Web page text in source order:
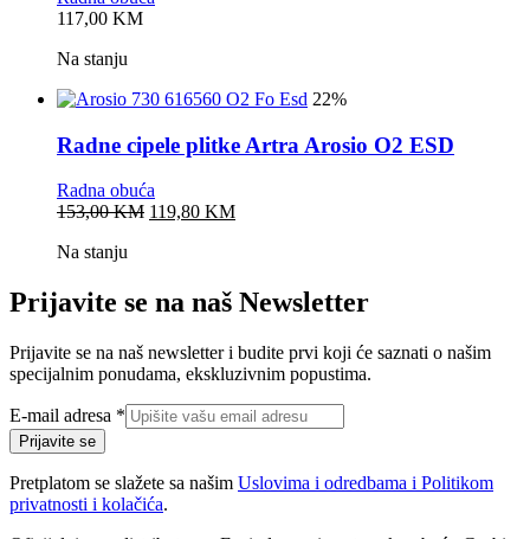
0,0
117,00 KM
Na stanju
22%
Radne cipele plitke Artra Arosio O2 ESD
Radna obuća
0,0
153,00KM Original
119,80 KMCurrent
Na stanju
Prijavite se na naš Newsletter
Prijavite se na naš newsletter i budite prvi koji će saznati o našim
specijalnim ponudama, ekskluzivnim popustima.
E-
mail
adresa
E-mail adresa *
Prijavite se
Pretplatom se slažete sa našim Uslovima i odredbama i Politikom
privatnosti i kolačića.